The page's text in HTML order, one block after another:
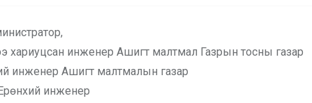
инженер Ашигт малтмал Газрын тосны газар
инженер Ашигт малтмалын газар
инженер